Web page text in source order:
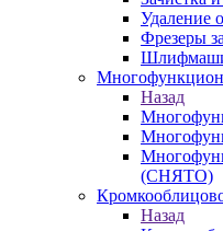
Удаление
Фрезеры
Назад
(СНЯТО)
Назад